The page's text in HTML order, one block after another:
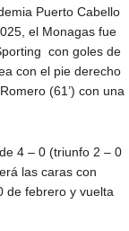
Puerto Cabello
el Monagas fue
con goles de
con el pie derecho
(61’) con una
4 – 0 (triunfo 2 – 0
las caras con
de febrero y vuelta